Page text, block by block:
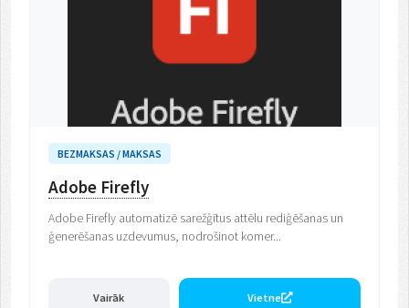
BEZMAKSAS / MAKSAS
Adobe Firefly
Adobe Firefly automatizē sarežģītus attēlu rediģēšanas un
ģenerēšanas uzdevumus, nodrošinot komer...
Vairāk Vietne